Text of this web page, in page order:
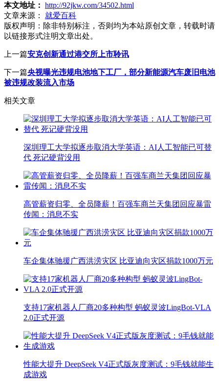
本文地址： http://92jkw.com/34502.html
文章来源：
就爱百科
版权声明： 除非特别标注，否则均为本站原创文章，转载时请
以链接形式注明文章出处。
上一篇安克创新通过港交所上市聆讯
下一篇央视曝光违规电池地下工厂，部分新能源汽车废旧电池
被违规改装流入市场
相关文章
深圳理工大学拟逐步取消大学英语：AI人工智能已可替
代 死记硬背没用
高管薪资归零、全员降薪！百强车商兰天集团回应暴雷
传闻：消息不实
车企集体驰援广西洪涝灾区 比亚迪向灾区捐款1000万元
支持17家机器人厂商20多种构型 蚂蚁灵波LingBot-VLA
2.0正式开源
性能大提升 DeepSeek V4正式版灰度测试：9毛钱就能生
成游戏